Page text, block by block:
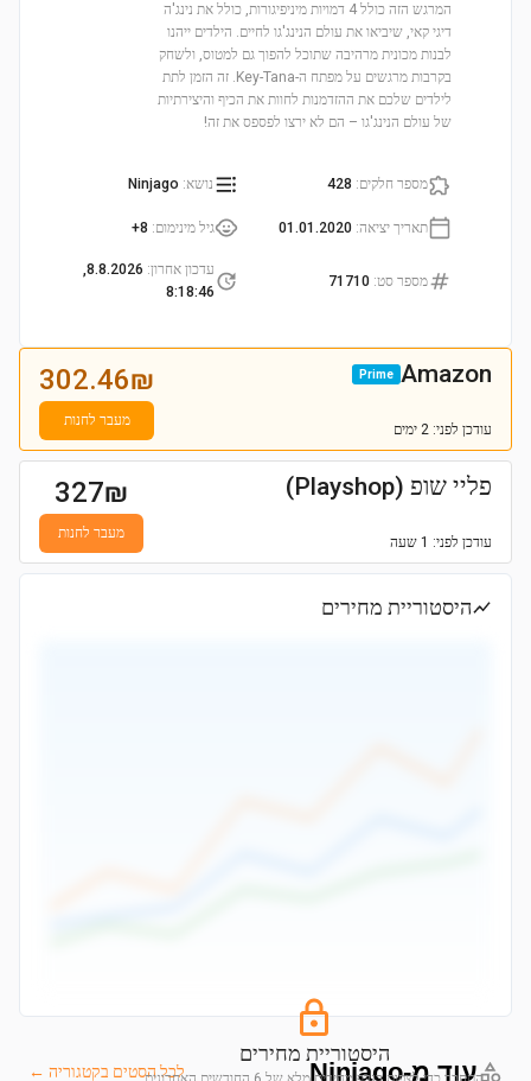
המרגש הזה כולל 4 דמויות מיניפיגורות, כולל את נינג'ה
דיגי קאי, שיביאו את עולם הנינג'גו לחיים. הילדים ייהנו
לבנות מכונית מרהיבה שתוכל להפוך גם למטוס, ולשחק
בקרבות מרגשים על מפתח ה-Key-Tana. זה הזמן לתת
לילדים שלכם את ההזדמנות לחוות את הכיף והיצירתיות
של עולם הנינג'גו – הם לא ירצו לפספס את זה!
מספר חלקים:
428 נושא:
Ninjago
תאריך יציאה:
01.01.2020 גיל מינימום:
8+
מספר סט:
71710
עדכון אחרון:
8.8.2026,
8:18:46
Amazon
Prime
עודכן לפני: 2 ימים
302.46₪
מעבר לחנות
פליי שופ (Playshop)
עודכן לפני: 1 שעה
327₪
מעבר לחנות
היסטוריית מחירים
היסטוריית מחירים
עוד מ-Ninjago לכל הסטים בקטגוריה ←